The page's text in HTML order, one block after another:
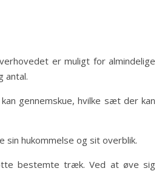
er muligt for almindelige
antal.
gennemskue, hvilke sæt der kan
hukommelse og sit overblik.
bestemte træk. Ved at øve sig